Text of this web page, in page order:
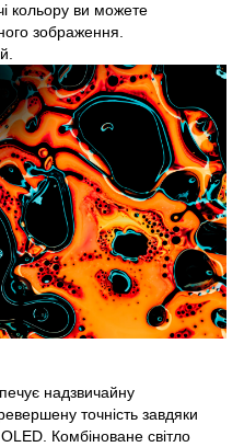
кольору ви можете
зображення.
надзвичайну
точність завдяки
Комбіноване світло